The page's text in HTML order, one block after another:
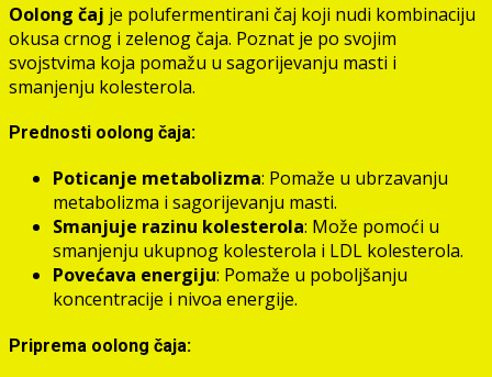
Oolong čaj je polufermentirani čaj koji nudi kombinaciju
okusa crnog i zelenog čaja. Poznat je po svojim
svojstvima koja pomažu u sagorijevanju masti i
smanjenju kolesterola.
Prednosti oolong čaja:
Poticanje metabolizma: Pomaže u ubrzavanju
metabolizma i sagorijevanju masti.
Smanjuje razinu kolesterola: Može pomoći u
smanjenju ukupnog kolesterola i LDL kolesterola.
Povećava energiju: Pomaže u poboljšanju
koncentracije i nivoa energije.
Priprema oolong čaja: